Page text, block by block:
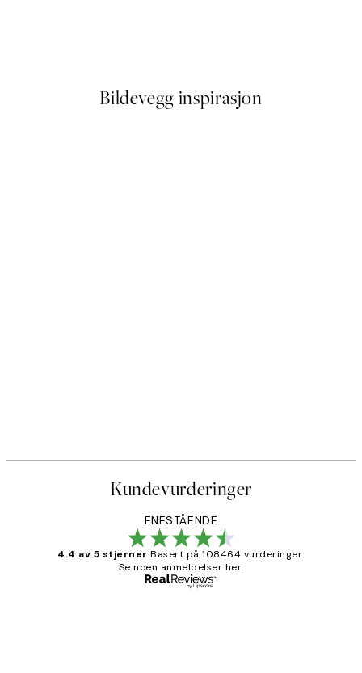
Bildevegg inspirasjon
Kundevurderinger
ENESTÅENDE
4.4 av 5 stjerner Basert på 108464 vurderinger.
Se noen anmeldelser her.